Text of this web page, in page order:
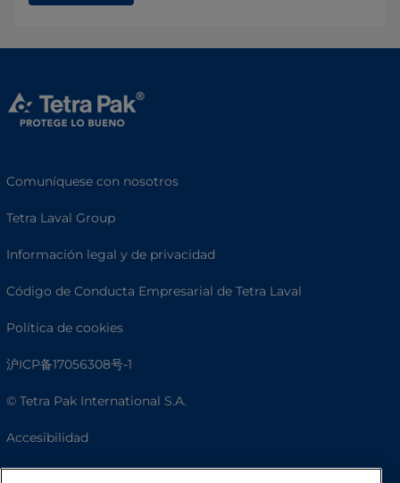
Comuníquese con nosotros
Tetra Laval Group
Información legal y de privacidad
Código de Conducta Empresarial de Tetra Laval
Política de cookies
沪ICP备17056308号-1
© Tetra Pak International S.A.
Accesibilidad
Preguntas frecuentes